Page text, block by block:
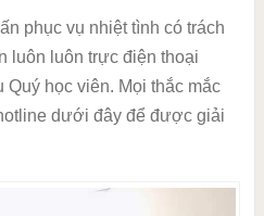
phục vụ nhiệt tình có trách
luôn luôn trực điện thoại
Quý học viên. Mọi thắc mắc
dưới đây để được giải